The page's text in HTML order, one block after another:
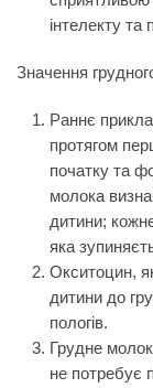
інтелекту та
Значення
Раннє
протягом
початку та
молока
дитини;
яка
Окситоцин,
дитини до
пологів.
Грудне
не потребує